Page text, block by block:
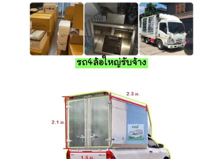
รถ4ล้อใหญ่รับจ้าง